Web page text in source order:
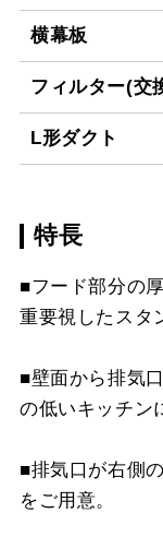
横幕板
YMP-NSB-
BK
BK
YMP-NSB-
YMP-NSB-
W
YMP-NSB-
SI
フィルター(交
L形ダクト
LD-15
特長
■フード部分の
重要視したスタ
■壁面から排気
の低いキッチン
■排気口が右側
をご用意。